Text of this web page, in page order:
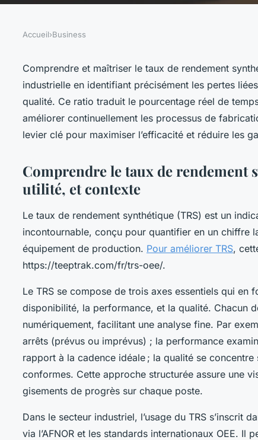
de rendement
pour un rendement
Accueil›Business
Comprendre et maîtriser le taux de rendement
industrielle en identifiant précisément les pertes
qualité. Ce ratio traduit le pourcentage réel de
améliorer continuellement les processus de
levier clé pour maximiser l’efficacité et réduire les
Comprendre le taux de
utilité, et contexte
Le taux de rendement synthétique (TRS) est un
incontournable, conçu pour quantifier en un chiffre
équipement de production. Pour améliorer TRS,
https://teeptrak.com/fr/trs-oee/.
Le TRS se compose de trois axes essentiels qui en
disponibilité, la performance, et la qualité. Chacun
numériquement, facilitant une analyse fine. Par
arrêts (prévus ou imprévus) ; la performance
rapport à la cadence idéale ; la qualité se
conformes. Cette approche structurée assure une
gisements de progrès sur chaque poste.
Dans le secteur industriel, l’usage du TRS s’inscrit
via l’AFNOR et les standards internationaux OEE. Il